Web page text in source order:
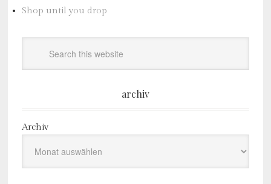
Shop until you drop
archiv
Archiv